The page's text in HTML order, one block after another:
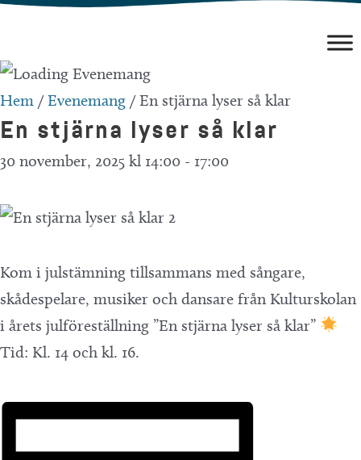
Hoppa
innehåll
Hem /Evenemang / En stjärna lyser så klar
En stjärna lyser så klar
30 november, 2025 kl 14:00 - 17:00
Kom i julstämning tillsammans med sångare,
skådespelare, musiker och dansare från Kulturskolan
i årets julföreställning ”En stjärna lyser så klar”
Tid: Kl. 14 och kl. 16.